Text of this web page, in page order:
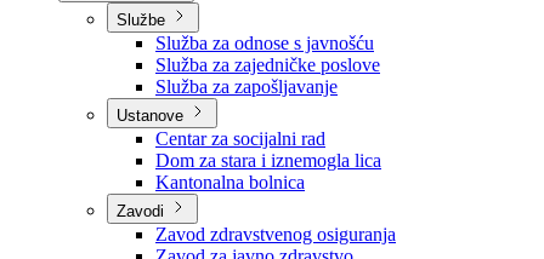
Sjednice Vlade
Službe
Služba za odnose s javnošću
Služba za zajedničke poslove
Služba za zapošljavanje
Ustanove
Centar za socijalni rad
Dom za stara i iznemogla lica
Kantonalna bolnica